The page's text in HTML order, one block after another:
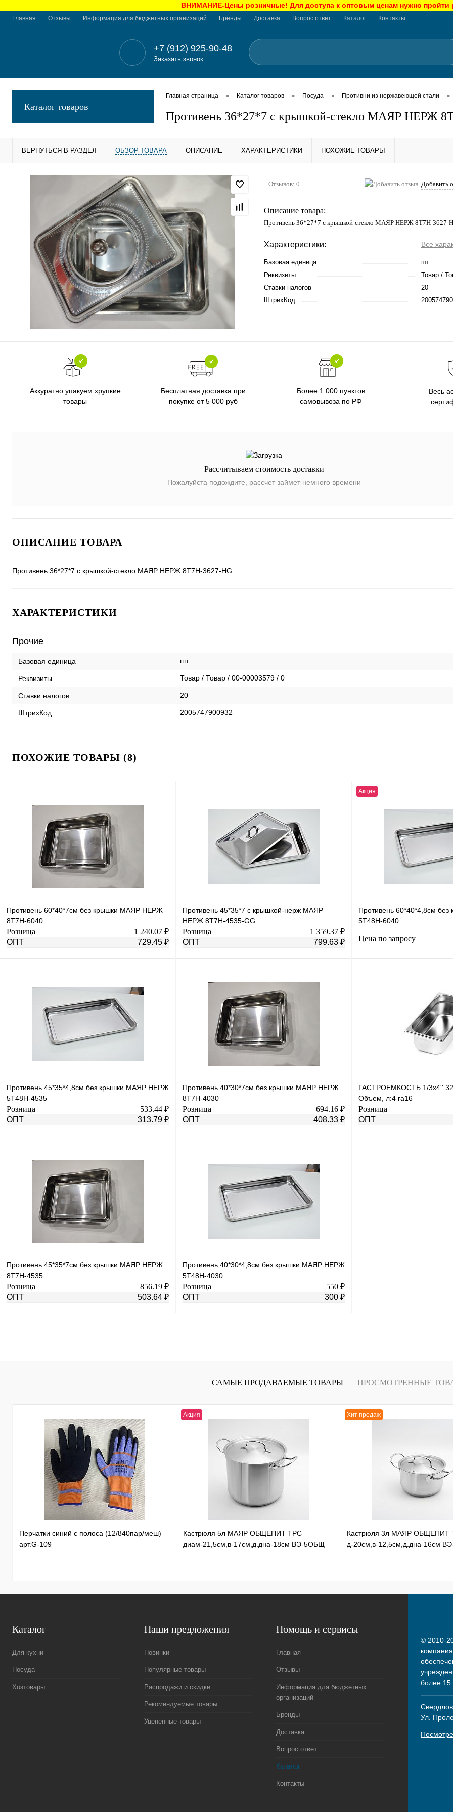
ВНИМАНИЕ-Цены розничные! Для доступа к оптовым ценам нужно пройти
Главная Отзывы Информация для бюджетных организаций Бренды Доставка Вопрос ответ Каталог Контакты
+7 (912) 925-90-48
Заказать звонок
Каталог товаров
Главная страница • Каталог товаров • Посуда • Противни из нержавеющей стали •
Противень 36*27*7 с крышкой-стекло МАЯР НЕРЖ
ВЕРНУТЬСЯ В РАЗДЕЛ ОБЗОР ТОВАРА ОПИСАНИЕ ХАРАКТЕРИСТИКИ ПОХОЖИЕ ТОВАРЫ
Отзывов: 0 Добавить
Описание товара:
Противень 36*27*7 с крышкой-стекло МАЯР НЕРЖ 8T7H-3627-
Характеристики: Все
Базовая единица
шт
Реквизиты
Товар /
Ставки налогов
20
ШтрихКод
Аккуратно упакуем хрупкие
товары
Бесплатная доставка при
покупке от 5 000 руб
Более 1 000 пунктов
самовывоза по РФ
Весь
Рассчитываем стоимость доставки
Пожалуйста подождите, рассчет займет немного времени
ОПИСАНИЕ ТОВАРА
Противень 36*27*7 с крышкой-стекло МАЯР НЕРЖ 8T7H-3627-HG
ХАРАКТЕРИСТИКИ
Прочие
Базовая единица шт
Реквизиты Товар / Товар / 00-00003579 / 0
Ставки налогов 20
ШтрихКод 2005747900932
ПОХОЖИЕ ТОВАРЫ (8)
Противень 60*40*7см без крышки МАЯР НЕРЖ
8T7H-6040
Розница
1 240.07 ₽
ОПТ
729.45 ₽
Купить в 1 клик К сравнению
В избранное
наличии
Противень 45*35*7 с крышкой-нерж МАЯР
НЕРЖ 8T7H-4535-GG
Розница
1 359.37 ₽
ОПТ
799.63 ₽
Купить в 1 клик К сравнению
В избранное
наличии
Акция
Противень 60*40*4,8см
5T48H-6040
Цена по запросу
Противень 45*35*4,8см без крышки МАЯР НЕРЖ
5T48H-4535
Розница
533.44 ₽
ОПТ
313.79 ₽
Купить в 1 клик К сравнению
В избранное
наличии
Противень 40*30*7см без крышки МАЯР НЕРЖ
8T7H-4030
Розница
694.16 ₽
ОПТ
408.33 ₽
Купить в 1 клик К сравнению
В избранное
наличии
ГАСТРОЕМКОСТЬ 1/3х4''
Объем, л:4 га16
Розница
ОПТ
Противень 45*35*7см без крышки МАЯР НЕРЖ
8T7H-4535
Розница
856.19 ₽
ОПТ
503.64 ₽
Купить в 1 клик К сравнению
Противень 40*30*4,8см без крышки МАЯР НЕРЖ
5T48H-4030
Розница
550 ₽
ОПТ
300 ₽
Купить в 1 клик К сравнению
наличии
САМЫЕ ПРОДАВАЕМЫЕ ТОВАРЫ ПРОСМОТРЕННЫЕ
Перчатки синий с полоса (12/840пар/меш)
арт.G-109
Акция
Кастрюля 5л МАЯР ОБЩЕПИТ ТРС
диам-21,5см,в-17см,д.дна-18см ВЭ-5ОБЩ
Хит продаж
Кастрюля 3л МАЯР ОБЩЕПИТ
д-20см,в-12,5см,д.дна-16см
Каталог
Для кухни
Посуда
Хозтовары
Наши предложения
Новинки
Популярные товары
Распродажи и скидки
Рекомендуемые товары
Уцененные товары
Помощь и сервисы
Главная
Отзывы
Информация для бюджетных
организаций
Бренды
Доставка
Вопрос ответ
Каталог
Контакты
© 2010-
более 15
Ул.